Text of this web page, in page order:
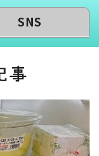
SNS